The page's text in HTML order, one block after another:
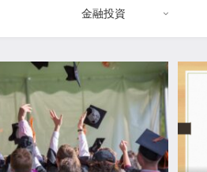
金融投資